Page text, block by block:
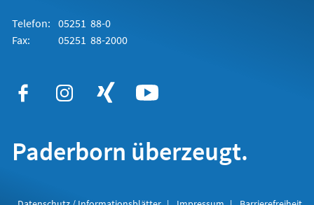
Telefon: 05251 88-0
Fax:
05251 88-2000
Paderborn überzeugt.